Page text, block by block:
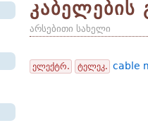
კაბელების
არსებითი სახელი
ელექტრ. ტელეკ. cable